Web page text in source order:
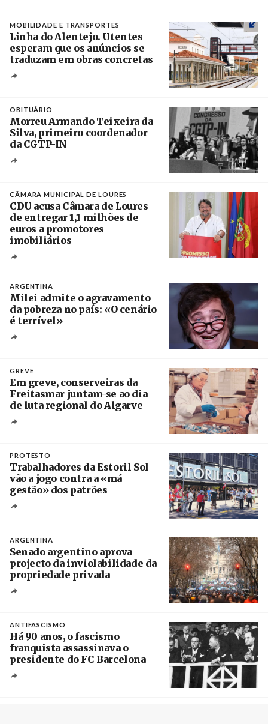
MOBILIDADE E TRANSPORTES
Linha do Alentejo. Utentes
esperam que os anúncios se
traduzam em obras concretas
OBITUÁRIO
Morreu Armando Teixeira da
Silva, primeiro coordenador
da CGTP-IN
CÂMARA MUNICIPAL DE LOURES
CDU acusa Câmara de Loures
de entregar 1,1 milhões de
euros a promotores
imobiliários
ARGENTINA
Milei admite o agravamento
da pobreza no país: «O cenário
é terrível»
GREVE
Em greve, conserveiras da
Freitasmar juntam-se ao dia
de luta regional do Algarve
PROTESTO
Trabalhadores da Estoril Sol
vão a jogo contra a «má
gestão» dos patrões
ARGENTINA
Senado argentino aprova
projecto da inviolabilidade da
propriedade privada
ANTIFASCISMO
Há 90 anos, o fascismo
franquista assassinava o
presidente do FC Barcelona